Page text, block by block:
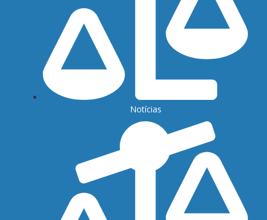
Notícias